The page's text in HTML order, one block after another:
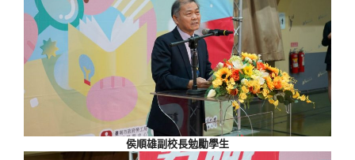
侯順雄副校長勉勵學生